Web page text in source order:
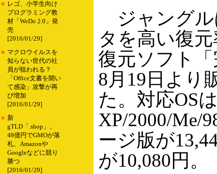
■ レゴ、小学生向け
プログラミング教
材「WeDo 2.0」発
売
[2016/01/29]
■ マクロウイルスを
知らない世代の社
員が狙われる？
「Office文書を開い
て感染」攻撃が再
び増加
[2016/01/29]
■ 新
gTLD「.shop」、
49億円でGMOが落
札、Amazonや
Googleなどに競り
勝つ
[2016/01/29]
ジャングル
タを高い復
復元ソフト「
8月19日より
た。対応OS
XP/2000/Me/
ージ版が
が10,080円。